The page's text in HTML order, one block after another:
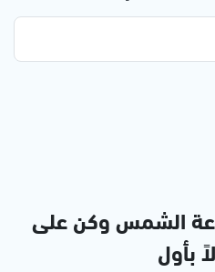
الشمس وكن على
بأول